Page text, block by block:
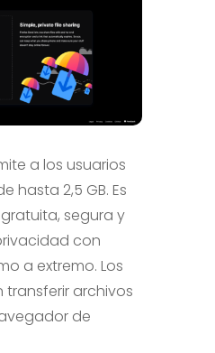
a los usuarios
hasta 2,5 GB. Es
segura y
con
a extremo. Los
transferir archivos
de